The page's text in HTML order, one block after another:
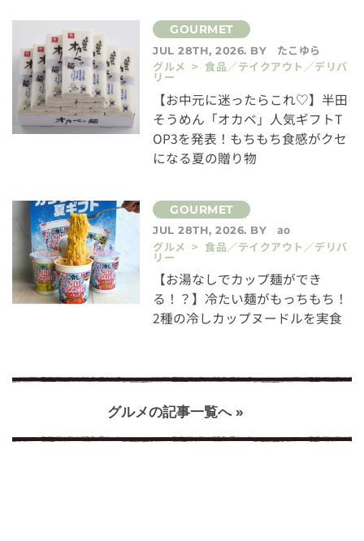
JUL 28TH, 2026. BY
たこゆら
グルメ > 食品／テイクアウト／デリバ
リー
【お中元に迷ったらこれ♡】半田
そうめん「オカベ」人気ギフトT
OP3を発表！もちもち食感がクセ
になる夏の贈り物
JUL 28TH, 2026. BY
ao
グルメ > 食品／テイクアウト／デリバ
リー
【お湯なしでカップ麺ができ
る！？】冷たい麺がもっちもち！
2種の冷しカップヌードルを実食
グルメの記事一覧へ »